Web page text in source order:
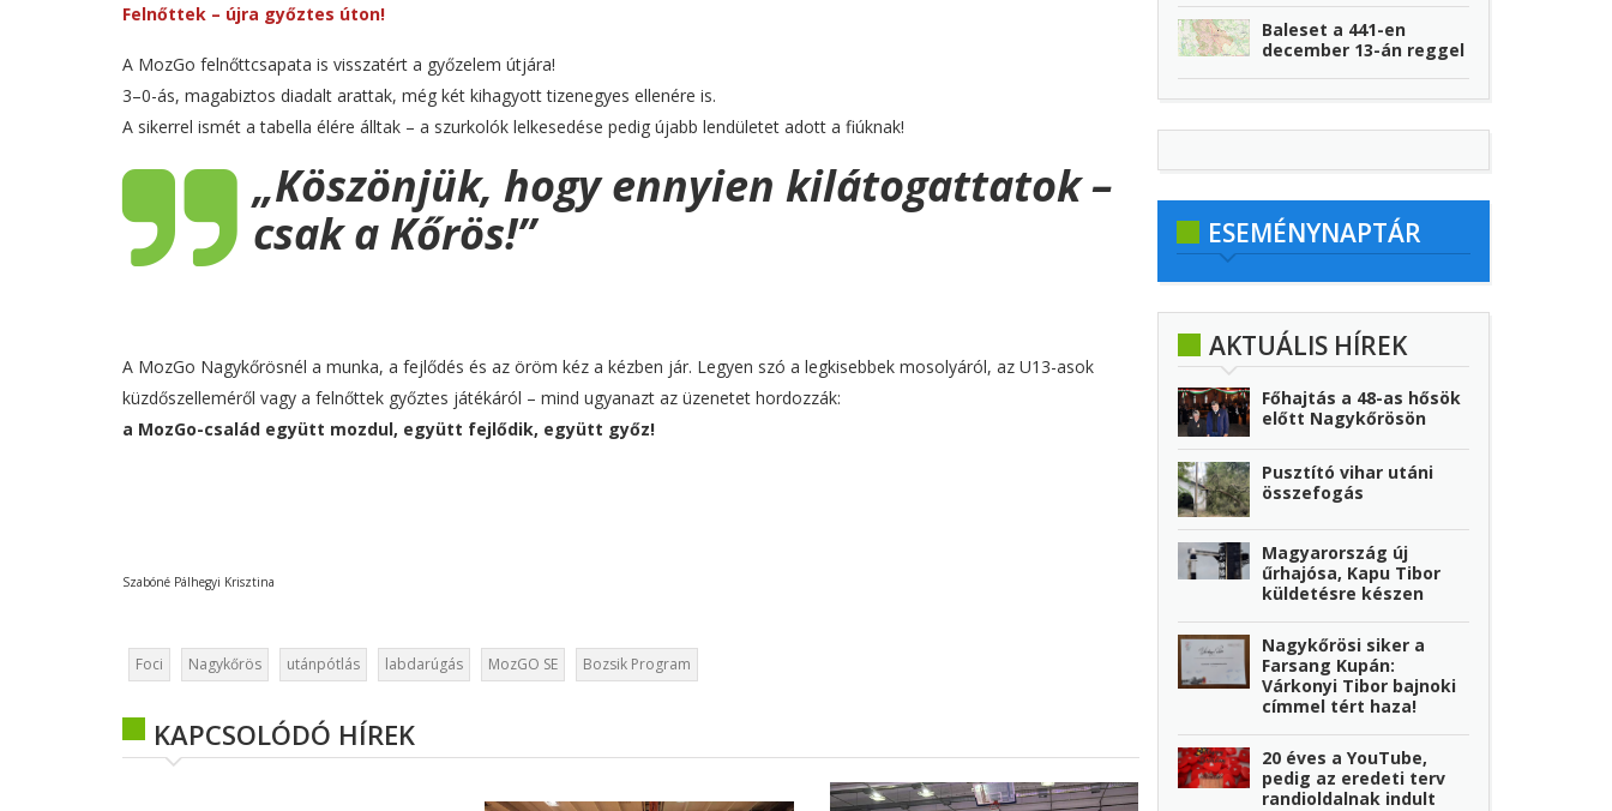
Felnőttek – újra győztes úton!
A MozGo felnőttcsapata is visszatért a győzelem útjára!
3–0-ás, magabiztos diadalt arattak, még két kihagyott tizenegyes ellenére is.
A sikerrel ismét a tabella élére álltak – a szurkolók lelkesedése pedig újabb lendületet adott a fiúknak!
„Köszönjük, hogy ennyien kilátogattatok –
csak a Kőrös!”
A MozGo Nagykőrösnél a munka, a fejlődés és az öröm kéz a kézben jár. Legyen szó a legkisebbek mosolyáról, az U13-asok
küzdőszelleméről vagy a felnőttek győztes játékáról – mind ugyanazt az üzenetet hordozzák:
a MozGo-család együtt mozdul, együtt fejlődik, együtt győz!
Szabóné Pálhegyi Krisztina
Foci Nagykőrös utánpótlás labdarúgás MozGO SE Bozsik Program
KAPCSOLÓDÓ HÍREK
Baleset a 441-en
december 13-án reggel
ESEMÉNYNAPTÁR
AKTUÁLIS HÍREK
Főhajtás a 48-as hősök
előtt Nagykőrösön
Pusztító vihar utáni
összefogás
Magyarország új
űrhajósa, Kapu Tibor
küldetésre készen
Nagykőrösi siker a
Farsang Kupán:
Várkonyi Tibor bajnoki
címmel tért haza!
20 éves a YouTube,
pedig az eredeti terv
randioldalnak indult